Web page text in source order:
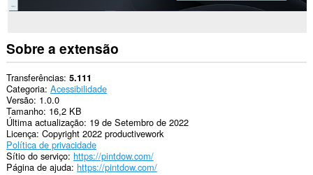
Sobre a extensão
Transferências 5.111
Categoria Acessibilidade
Versão 1.0.0
Tamanho 16,2 KB
Última actualização 19 de Setembro de 2022
Licença Copyright 2022 productivework
Política de privacidade
Sítio do serviço https://pintdow.com/
Página de ajuda https://pintdow.com/